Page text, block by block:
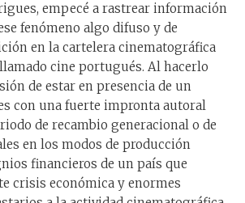
empecé a rastrear información
fenómeno algo difuso y de
en la cartelera cinematográfica
cine portugués. Al hacerlo
de estar en presencia de un
con una fuerte impronta autoral
de recambio generacional o de
en los modos de producción
financieros de un país que
crisis económica y enormes